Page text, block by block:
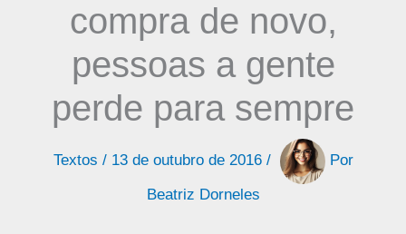
compra de novo,
pessoas a gente
perde para sempre
Textos / 13 de outubro de 2016 /
Por
Beatriz Dorneles